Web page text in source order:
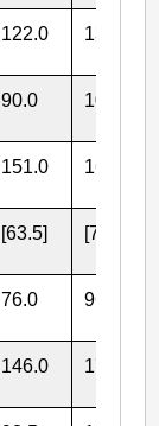
122.0 135.5
90.0 104.5
151.0 163.5
[63.5] [73.5]
76.0 96.0
146.0 175.5